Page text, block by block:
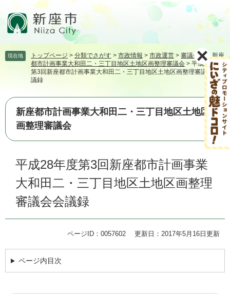
頭飛
本
現在地 トップページ > 分類でさがす > 市政情報 > 市政運営 > 審議会等>新座
都市計画事業大和田二・三丁目地区土地区画整理審議会 > 平成28年度
第3回新座都市計画事業大和田二・三丁目地区土地区画整理審議会会
議録
新座都市計画事業大和田二・三丁目地区土地区
画整理審議会
平成28年度第3回新座都市計画事業
大和田二・三丁目地区土地区画整理
審議会会議録
ページID：0057602 更新日：2017年5月16日更新
ページ内目次